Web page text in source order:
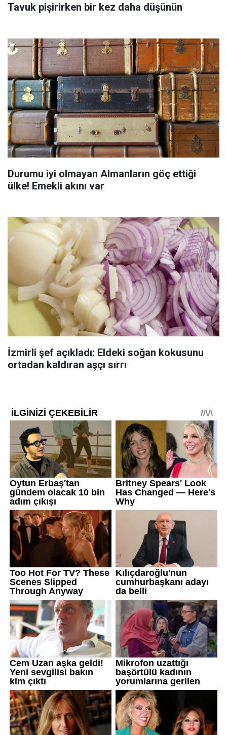
Tavuk pişirirken bir kez daha düşünün
Durumu iyi olmayan Almanların göç ettiği
ülke! Emekli akını var
İzmirli şef açıkladı: Eldeki soğan kokusunu
ortadan kaldıran aşçı sırrı